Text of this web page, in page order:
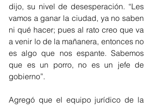
dijo, su nivel de desesperación. “Les
vamos a ganar la ciudad, ya no saben
ni qué hacer; pues al rato creo que va
a venir lo de la mañanera, entonces no
es algo que nos espante. Sabemos
que es un porro, no es un jefe de
gobierno”.
Agregó que el equipo jurídico de la